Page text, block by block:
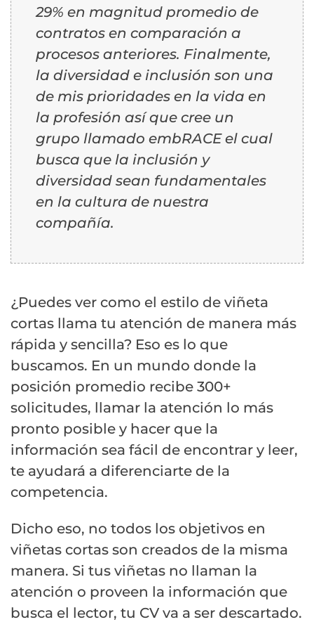
29% en magnitud promedio de
contratos en comparación a
procesos anteriores. Finalmente,
la diversidad e inclusión son una
de mis prioridades en la vida en
la profesión así que cree un
grupo llamado embRACE el cual
busca que la inclusión y
diversidad sean fundamentales
en la cultura de nuestra
compañía.
¿Puedes ver como el estilo de viñeta
cortas llama tu atención de manera más
rápida y sencilla? Eso es lo que
buscamos. En un mundo donde la
posición promedio recibe 300+
solicitudes, llamar la atención lo más
pronto posible y hacer que la
información sea fácil de encontrar y leer,
te ayudará a diferenciarte de la
competencia.
Dicho eso, no todos los objetivos en
viñetas cortas son creados de la misma
manera. Si tus viñetas no llaman la
atención o proveen la información que
busca el lector, tu CV va a ser descartado.